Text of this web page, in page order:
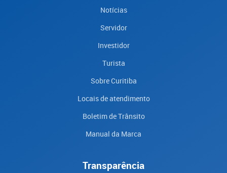
Notícias
Servidor
Investidor
Turista
Sobre Curitiba
Locais de atendimento
Boletim de Trânsito
Manual da Marca
Transparência